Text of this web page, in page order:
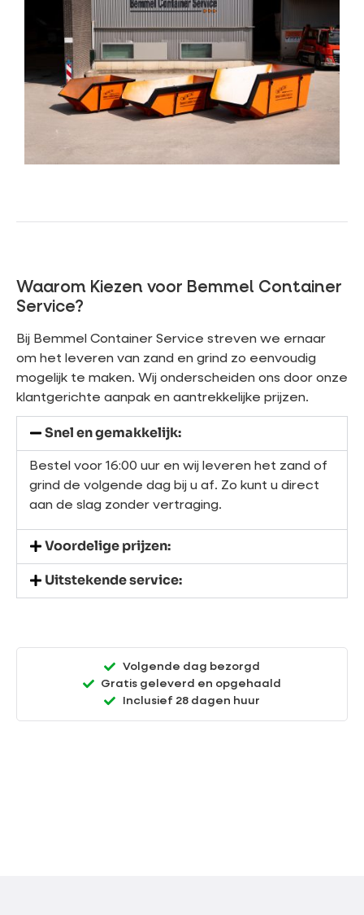
Waarom Kiezen voor Bemmel Container
Service?
Bij Bemmel Container Service streven we ernaar
om het leveren van zand en grind zo eenvoudig
mogelijk te maken. Wij onderscheiden ons door onze
klantgerichte aanpak en aantrekkelijke prijzen.
Snel en gemakkelijk:
Bestel voor 16:00 uur en wij leveren het zand of
grind de volgende dag bij u af. Zo kunt u direct
aan de slag zonder vertraging.
Voordelige prijzen:
Uitstekende service:
Volgende dag bezorgd
Gratis geleverd en opgehaald
Inclusief 28 dagen huur